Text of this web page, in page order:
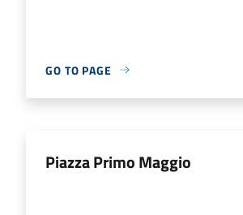
GO TO PAGE
Piazza Primo Maggio